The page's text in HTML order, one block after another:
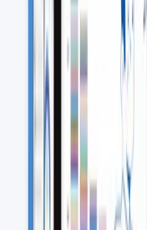
人材派遣管理
選！主な機能
2026.07.21